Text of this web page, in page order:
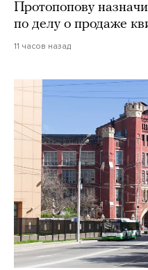
Протопопову
по делу о продаже
11 часов назад